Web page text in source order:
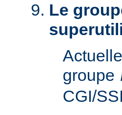
Le
groupe
CGI/